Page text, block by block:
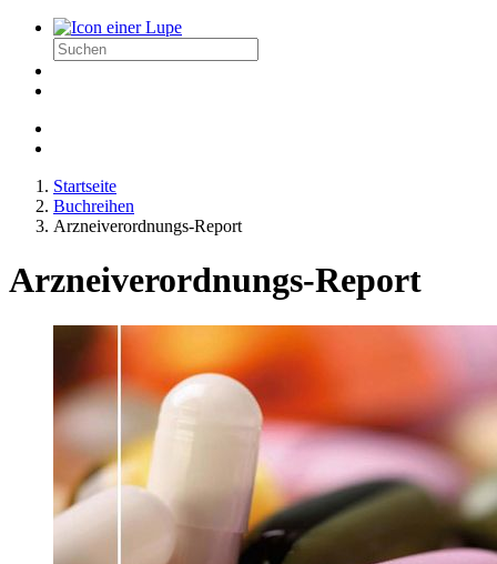
Startseite
Buchreihen
Arzneiverordnungs-Report
Arzneiverordnungs-Report